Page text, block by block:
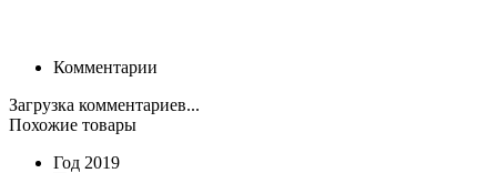
Комментарии
Загрузка комментариев...
Похожие товары
Год 2019